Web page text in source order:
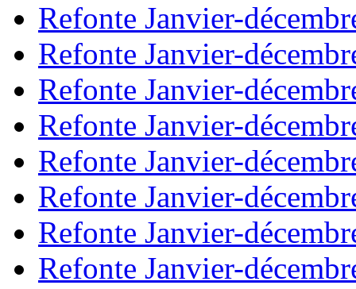
Refonte Janvier-
Refonte Janvier-
Refonte Janvier-
Refonte Janvier-
Refonte Janvier-
Refonte Janvier-
Refonte Janvier-
Refonte Janvier-